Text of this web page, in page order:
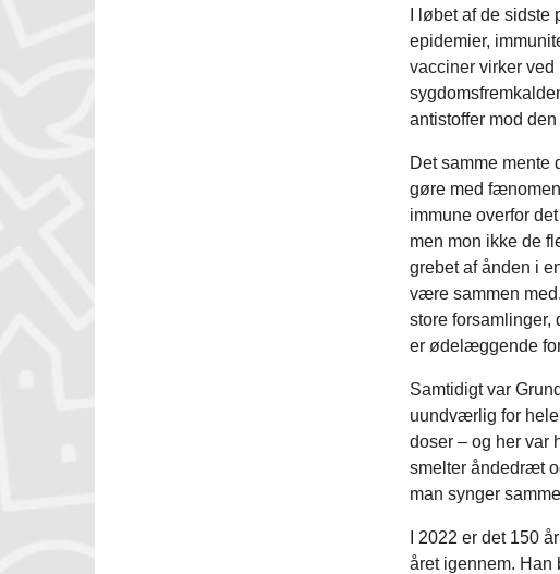
I løbet af de
epidemier,
vacciner virker
antistoffer mod
Det samme mente
gøre med
immune overfor
men mon ikke de
grebet af ånden i
være sammen
store forsamlinger,
er ødelæggende
Samtidigt var
uundværlig for
doser – og her var
smelter åndedræt
man synger
I 2022 er det 150
året igennem. Han